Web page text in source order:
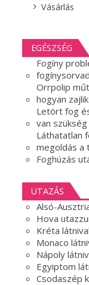
Vásárlás
EGÉSZSÉG
Fogíny
Orrpolip
hogyan
Letört fog
van
Láthatatlan
megoldás a
Foghúzás
UTAZÁS
Alsó-
Hova
Kréta
Monaco
Nápoly
Egyiptom
Csodaszép